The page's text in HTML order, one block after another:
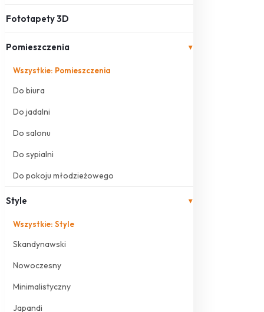
Fototapety 3D
Pomieszczenia ▾
Wszystkie: Pomieszczenia
Do biura
Do jadalni
Do salonu
Do sypialni
Do pokoju młodzieżowego
Style ▾
Wszystkie: Style
Skandynawski
Nowoczesny
Minimalistyczny
Japandi